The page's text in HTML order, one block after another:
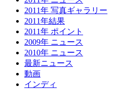
2011年 写真ギャラリー
2011年結果
2011年 ポイント
2009年 ニュース
2010年 ニュース
最新ニュース
動画
インディ